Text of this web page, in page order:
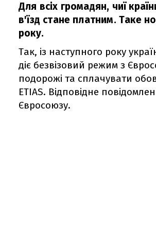
Для всіх громадян, чиї
в'їзд стане платним. Таке
року.
Так, із наступного року
діє безвізовий режим з
подорожі та сплачувати
ETIAS. Відповідне
Євросоюзу.